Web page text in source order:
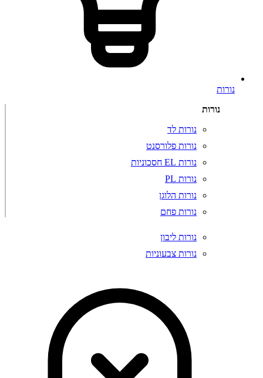
נורות
נורות
נורות לד
נורות פלורסנט
נורות EL חסכוניות
נורות PL
נורות הלוגן
נורות פחם
נורות ליבון
נורות צבעוניות